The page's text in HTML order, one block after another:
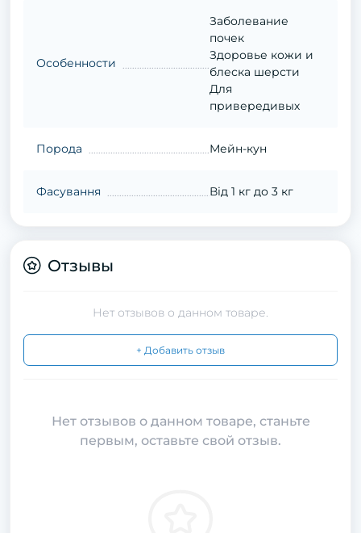
Особенности
Заболевание
почек
Здоровье кожи и
блеска шерсти
Для
привередивых
Порода Мейн-кун
Фасування Від 1 кг до 3 кг
Отзывы
Нет отзывов о данном товаре.
+ Добавить отзыв
Нет отзывов о данном товаре, станьте
первым, оставьте свой отзыв.